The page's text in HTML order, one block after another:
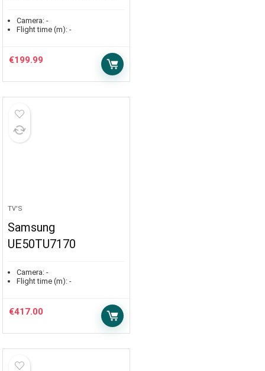
Camera: -
Flight time (m): -
€199.99
TV'S
Samsung
UE50TU7170
Camera: -
Flight time (m): -
€417.00